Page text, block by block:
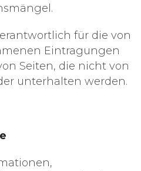
für die von
Eintragungen
Seiten, die nicht von
unterhalten werden.